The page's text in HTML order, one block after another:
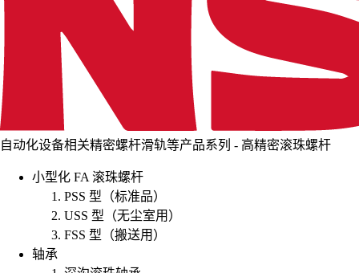
自动化设备相关精密螺杆滑轨等产品系列 - 高精密滚珠螺杆
小型化 FA 滚珠螺杆
PSS 型（标准品）
USS 型（无尘室用）
FSS 型（搬送用）
轴承